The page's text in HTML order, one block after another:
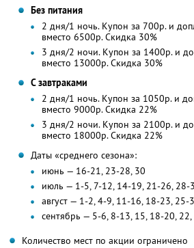
Без питания
2 дня/1 ночь. Купон за 700р. и
вместо 6500р.Скидка 30%
3 дня/2 ночи. Купон за 1400р. и
вместо 13000р.Скидка 30%
С завтраками
2 дня/1 ночь. Купон за 1050р. и
вместо 9000р.Скидка 22%
3 дня/2 ночи. Купон за 2100р. и
вместо 18000р.Скидка 22%
Даты «среднего сезона»:
июнь — 16-21, 23-28, 30
июль — 1-5, 7-12, 14-19, 21-26, 28-
август — 1-2, 4-9, 11-16, 18-23, 25-
сентябрь — 5-6, 8-13, 15, 18-20, 22,
Количество мест по акции ограничено